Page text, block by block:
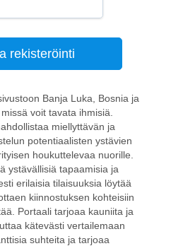
rekisteröinti
Banja Luka, Bosnia ja
voit tavata ihmisiä.
miellyttävän ja
potentiaalisten ystävien
houkuttelevaa nuorille.
ystävällisiä tapaamisia ja
erilaisia tilaisuuksia löytää
kiinnostuksen kohteisiin
Portaali tarjoaa kauniita ja
kätevästi vertailemaan
suhteita ja tarjoaa